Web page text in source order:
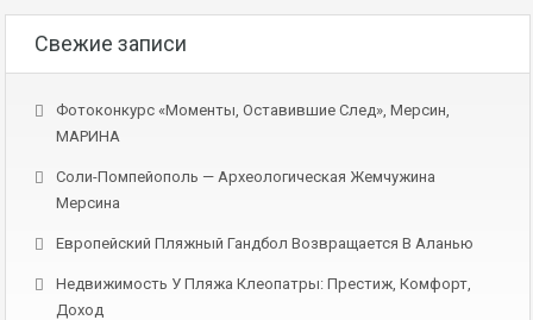
Свежие записи
Фотоконкурс «Моменты, Оставившие След», Мерсин,
МАРИНА
Соли-Помпейополь — Археологическая Жемчужина
Мерсина
Европейский Пляжный Гандбол Возвращается В Аланью
Недвижимость У Пляжа Клеопатры: Престиж, Комфорт,
Доход